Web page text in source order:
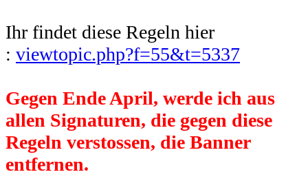
Ihr findet diese Regeln hier
: viewtopic.php?f=55&t=5337
Gegen Ende April, werde ich aus
allen Signaturen, die gegen diese
Regeln verstossen, die Banner
entfernen.